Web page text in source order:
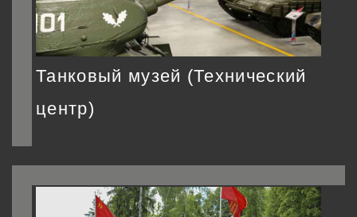
Танковый музей (Технический
центр)